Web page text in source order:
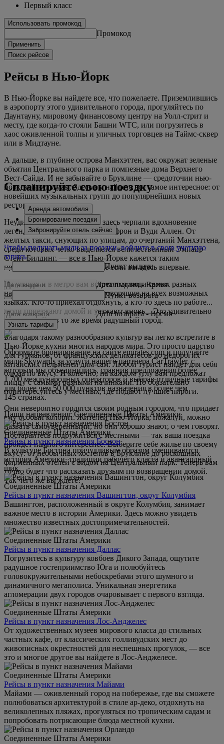
Первый класс
Использовать промокод
Промокод
Применить
Поиск рейсов
Рейсы в Нью-Йорк
В Нью-Йорке вы найдете все, что пожелаете. Приземлившись
в аэропорту этого удивительного города, прогуляйтесь по
Даунтауну, мировому финансовому центру на Уолл-стрит и
месту, где когда-то стояли Башни WTC, или погрузитесь в
хаос оживленной толпы и уличных торговцев на Таймс-cквер
или в Мидтауне.
А дальше, в глубине острова Манхэттен, вас окружат зеленые
объятия Центрального парка и помпезные дома Верхнего
Вест-Сайда. И не забывайте о Бруклине — средоточии нью-
йоркской культуры. Здесь вы найдете все самое интересное: от
новейших музыкальных групп до популярнейших новых
ресторанов.
Неудивительно, что именно здесь черпали вдохновение
легендарные режиссеры Нора Эфрон и Вуди Аллен. От
желтых такси, снующих по улицам, до очертаний Манхэттена,
среди которых четко выделяется величественный Эмпайр
Стейт Билдинг, — все в Нью-Йорке кажется таким
привычным и знакомым, даже если вы здесь впервые.
На улицах и в метро вам встретятся люди самых разных
национальностей и культур, говорящие на всех возможных
языках. Кто-то приехал отдохнуть, а кто-то здесь по работе...
люди приезжают домой и уезжают вновь... Это удивительно
многоликий и в то же время радушный город.
Благодаря такому разнообразию культур вы легко встретите в
Нью-Йорке кухни многих народов мира. Это просто царство
для гурманов: от французских деликатесов до недорогих
китайских пельменей дим-сам. Любой турист найдет для себя
блюда по вкусу. И конечно, на каждом углу вам предложат
пиццу с самыми разными начинками. Но обязательно
поинтересуйтесь у местных, где подают лучшие пироги.
Они невероятно гордятся своим родным городом, что придает
ему особый колорит. Жителей Нью-Йорка, пожалуй, можно
назвать самоуверенными, но они хорошо знают, о чем говорят.
Постарайтесь подружиться с местными — так ваша поездка
пройдет намного интереснее. Выберите себе жилье по своему
вкусу: от необычных хостелов в Бруклине до роскошных
фирменных отелей с видом на Центральный парк. Теперь вам
точно будет что рассказать друзьям по возвращении домой.
Так чего же вы ждете?
Спланируйте свою поездку
Аренда автомобиля
Бронирование поездки
Забронируйте отель сейчас
Чтобы получать мили за поездки, войдите в свою учетную
запись
Пункт выдачи
Дата выдачи - Время
Пункт возврата
Дата возврата - Время
Узнать тарифы
Оформите бронирование на сайте emirates.com и получайте
мили Skywards за услуги нашего партнера CarTrawler, с
которым мы объединились, сравнив предложения более
1 700 международных операторов и выбрав отличные тарифы
для более чем 50 000 пунктов назначения в более чем
145 странах.
Наши направления: Соединенные Штаты Америки
Соединенные Штаты Америки
Рейсы в пункт назначения Бостон
В культуре Бостона причудливым образом смешиваются
история Америки, традиции рабочего класса и авангардный
шик.
Соединенные Штаты Америки
Рейсы в пункт назначения Вашингтон, округ Колумбия
Вашингтон, расположенный в округе Колумбия, занимает
важное место в истории Америки. Здесь можно увидеть
множество известных достопримечательностей.
Соединенные Штаты Америки
Рейсы в пункт назначения Даллас
Погрузитесь в культуру ковбоев Дикого Запада, ощутите
радушное гостеприимство Юга и полюбуйтесь
головокружительными небоскребами этого шумного и
динамичного мегаполиса. Уникальная энергетика
агломерации двух городов очаровывает с первого взгляда.
Соединенные Штаты Америки
Рейсы в пункт назначения Лос-Анджелес
От художественных музеев мирового класса до стильных
частных кафе, от классических голливудских мест до
живописных окрестностей для неспешных прогулок, — все
это и многое другое вы найдете в Лос-Анджелесе.
Соединенные Штаты Америки
Рейсы в пункт назначения Майами
Майами — оживленный город на побережье, где вы сможете
полюбоваться архитектурой в стиле ар-деко, отдохнуть на
великолепных пляжах, прогуляться по тропическим садам и
попробовать потрясающие блюда местной кухни.
Соединенные Штаты Америки